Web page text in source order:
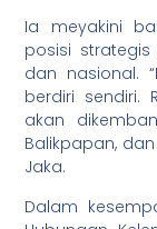
Ia meyakini
posisi
dan nasional.
berdiri sendiri.
akan
Balikpapan,
Jaka.
Dalam